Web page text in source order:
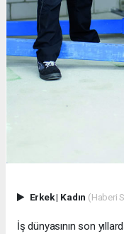
Erkek| Kadın (Haberi
İş dünyasının son